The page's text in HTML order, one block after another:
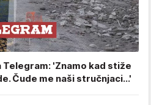
'Znamo kad stiže
Čude me naši stručnjaci...'